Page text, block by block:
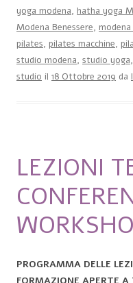
yoga modena, hatha yoga
Modena Benessere,
pilates, pilates macchine,
studio modena, studio yoga,
studio il 18 Ottobre 2019 da
LEZIONI
PROGRAMMA DELLE